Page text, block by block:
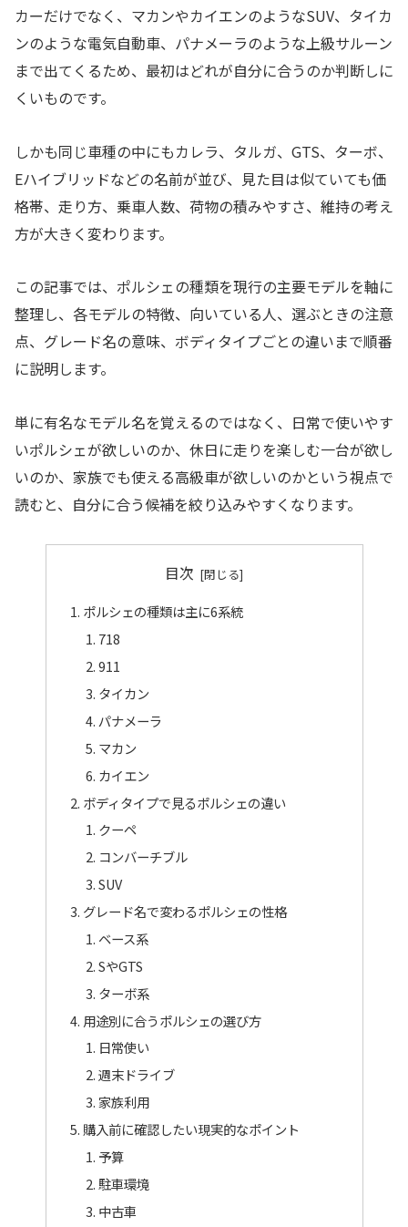
カーだけでなく、マカンやカイエンのようなSUV、タイカ
ンのような電気自動車、パナメーラのような上級サルーン
まで出てくるため、最初はどれが自分に合うのか判断しに
くいものです。
しかも同じ車種の中にもカレラ、タルガ、GTS、ターボ、
Eハイブリッドなどの名前が並び、見た目は似ていても価
格帯、走り方、乗車人数、荷物の積みやすさ、維持の考え
方が大きく変わります。
この記事では、ポルシェの種類を現行の主要モデルを軸に
整理し、各モデルの特徴、向いている人、選ぶときの注意
点、グレード名の意味、ボディタイプごとの違いまで順番
に説明します。
単に有名なモデル名を覚えるのではなく、日常で使いやす
いポルシェが欲しいのか、休日に走りを楽しむ一台が欲し
いのか、家族でも使える高級車が欲しいのかという視点で
読むと、自分に合う候補を絞り込みやすくなります。
目次
ポルシェの種類は主に6系統
718
911
タイカン
パナメーラ
マカン
カイエン
ボディタイプで見るポルシェの違い
クーペ
コンバーチブル
SUV
グレード名で変わるポルシェの性格
ベース系
SやGTS
ターボ系
用途別に合うポルシェの選び方
日常使い
週末ドライブ
家族利用
購入前に確認したい現実的なポイント
予算
駐車環境
中古車